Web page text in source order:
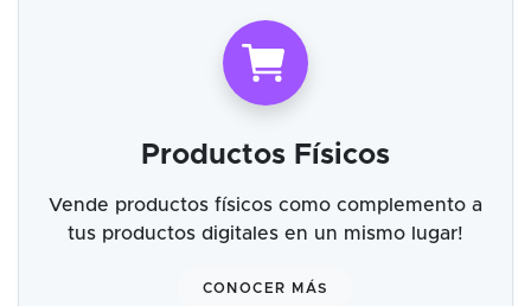
Productos Físicos
Vende productos físicos como complemento a
tus productos digitales en un mismo lugar!
CONOCER MÁS